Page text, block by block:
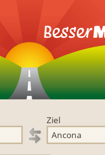
Ziel